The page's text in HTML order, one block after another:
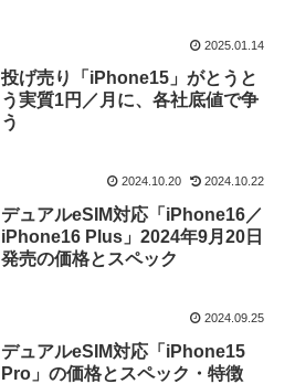
2025.01.14
投げ売り「iPhone15」がとうと
う実質1円／月に、各社底値で争
う
2024.10.20 2024.10.22
デュアルeSIM対応「iPhone16／
iPhone16 Plus」2024年9月20日
発売の価格とスペック
2024.09.25
デュアルeSIM対応「iPhone15
Pro」の価格とスペック・特徴